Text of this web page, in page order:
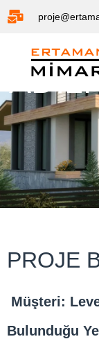
PROJE
Müşteri:
Bulunduğu